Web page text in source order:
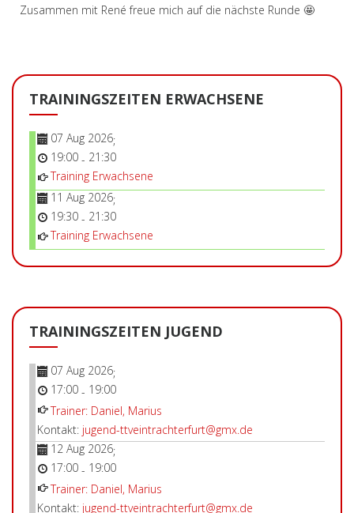
Zusammen mit René freue mich auf die nächste Runde 🤩
TRAININGSZEITEN ERWACHSENE
07 Aug 2026;
19:00 - 21:30
Training Erwachsene
11 Aug 2026;
19:30 - 21:30
Training Erwachsene
TRAININGSZEITEN JUGEND
07 Aug 2026;
17:00 - 19:00
Trainer: Daniel, Marius
Kontakt: jugend-ttveintrachterfurt@gmx.de
12 Aug 2026;
17:00 - 19:00
Trainer: Daniel, Marius
Kontakt: jugend-ttveintrachterfurt@gmx.de